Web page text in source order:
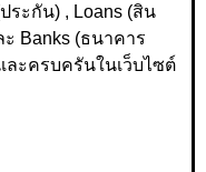
ระกัน) , Loans (สิน
ะ Banks (ธนาคาร
ละครบครันในเว็บไซต์